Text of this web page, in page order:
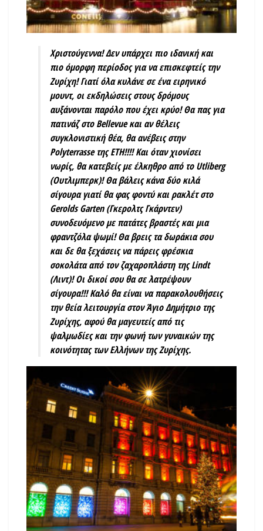
Χριστούγεννα! Δεν υπάρχει πιο ιδανική και
πιο όμορφη περίοδος για να επισκεφτείς την
Ζυρίχη! Γιατί όλα κυλάνε σε ένα ειρηνικό
μουντ, οι εκδηλώσεις στους δρόμους
αυξάνονται παρόλο που έχει κρύο! Θα πας για
πατινάζ στοBellevueκαι αν θέλεις
συγκλονιστική θέα, θα ανέβεις στην
Polyterrasse της ETH!!!! Και όταν χιονίσει
νωρίς, θα κατεβείς με έλκηθρο από τοUtliberg
(Ουτλιμπερκ)! Θα βάλεις κάνα δύο κιλά
σίγουρα γιατί θα φας φοντύ και ρακλέτ στο
Gerolds Garten (Γκερολτς Γκάρντεν)
συνοδευόμενο με πατάτες βραστές και μια
φραντζόλα ψωμί! Θα βρεις τα δωράκια σου
και δε θα ξεχάσεις να πάρεις φρέσκια
σοκολάτα από τον ζαχαροπλάστη της Lindt
(Λιντ)! Οι δικοί σου θα σε λατρέψουν
σίγουρα!!! Καλό θα είναι να παρακολουθήσεις
την θεία λειτουργία στον Άγιο Δημήτριο της
Ζυρίχης, αφού θα μαγευτείς από τις
ψαλμωδίες και την φωνή των γυναικών της
κοινότητας των Ελλήνων της Ζυρίχης.